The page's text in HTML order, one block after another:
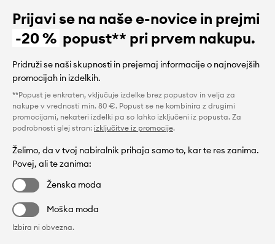
Prijavi se na naše e-novice in prejmi
-20 % popust** pri prvem nakupu.
Pridruži se naši skupnosti in prejemaj informacije o najnovejših
promocijah in izdelkih.
**Popust je enkraten, vključuje izdelke brez popustov in velja za
nakupe v vrednosti min. 80 €. Popust se ne kombinira z drugimi
promocijami, nekateri izdelki pa so lahko izključeni iz popusta. Za
podrobnosti glej stran: izključitve iz promocije.
Želimo, da v tvoj nabiralnik prihaja samo to, kar te res zanima.
Povej, ali te zanima:
Ženska moda
Moška moda
Izbira ni obvezna.